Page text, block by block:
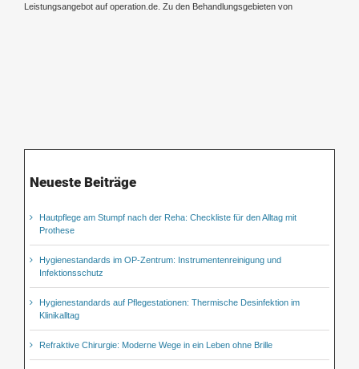
Leistungsangebot auf operation.de. Zu den Behandlungsgebieten von
Neueste Beiträge
Hautpflege am Stumpf nach der Reha: Checkliste für den Alltag mit
Prothese
Hygienestandards im OP-Zentrum: Instrumentenreinigung und
Infektionsschutz
Hygienestandards auf Pflegestationen: Thermische Desinfektion im
Klinikalltag
Refraktive Chirurgie: Moderne Wege in ein Leben ohne Brille